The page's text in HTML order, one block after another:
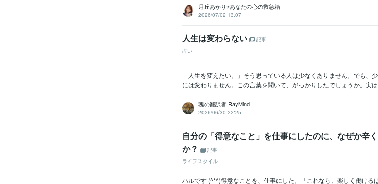
月丘あかり⭐︎あなたの心の救急箱
2026/07/02 13:07
人生は変わらない
記事
占い
「人生を変えたい。」そう思っている人は少なくありません。でも、
には変わりません。この言葉を聞いて、がっかりしたでしょうか。実
魂の翻訳者 RayMind
2026/06/30 22:25
自分の「得意なこと」を仕事にしたのに、なぜか辛
か？
記事
ライフスタイル
ハルです (^*^)得意なことを、仕事にした。「これなら、楽しく働ける